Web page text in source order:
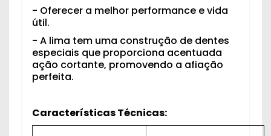
- Oferecer a melhor performance e vida
útil.
- A lima tem uma construção de dentes
especiais que proporciona acentuada
ação cortante, promovendo a afiação
perfeita.
Características Técnicas: